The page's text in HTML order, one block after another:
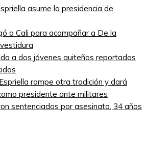
asume la presidencia de
a Cali para acompañar a De la
a dos jóvenes quiteños reportados
rompe otra tradición y dará
presidente ante militares
sentenciados por asesinato, 34 años